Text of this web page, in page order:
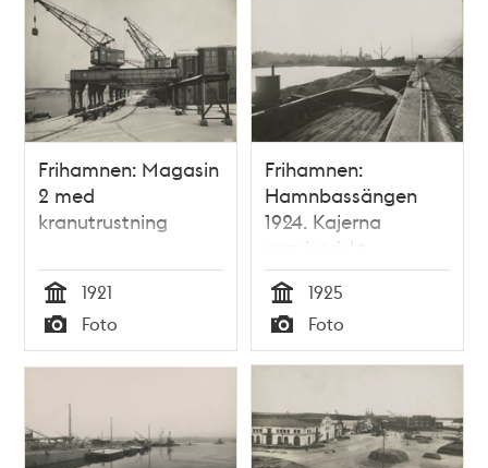
Frihamnen: Magasin
2 med
kranutrustning
Tid
1921
Typ
Foto
Frihamnen:
Hamnbassängen
1924. Kajerna
provisoriskt
upplåtna för export
av props
Tid
1925
Typ
Foto